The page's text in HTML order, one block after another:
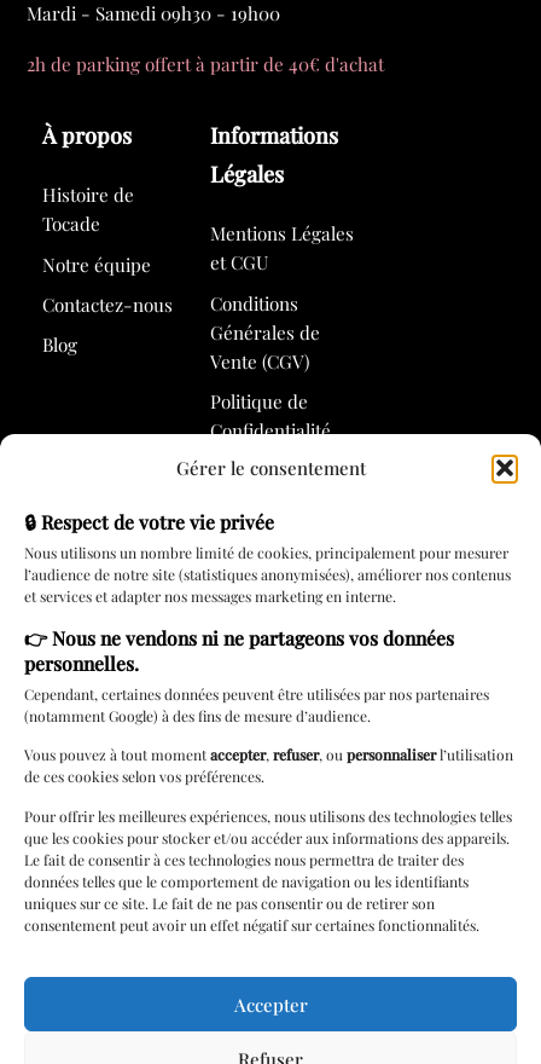
Gérer le consentement
🔒 Respect de votre vie privée
Nous utilisons un nombre limité de cookies, principalement pour mesurer
l’audience de notre site (statistiques anonymisées), améliorer nos contenus
et services et adapter nos messages marketing en interne.
👉Nous ne vendons ni ne partageons vos données
personnelles.
Cependant, certaines données peuvent être utilisées par nos partenaires
(notamment Google) à des fins de mesure d’audience.
Vous pouvez à tout momentaccepter,refuser, oupersonnaliserl’utilisation
de ces cookies selon vos préférences.
Pour offrir les meilleures expériences, nous utilisons des technologies telles
que les cookies pour stocker et/ou accéder aux informations des appareils.
Le fait de consentir à ces technologies nous permettra de traiter des
données telles que le comportement de navigation ou les identifiants
uniques sur ce site. Le fait de ne pas consentir ou de retirer son
consentement peut avoir un effet négatif sur certaines fonctionnalités.
Accepter
Refuser
Mardi - Samedi 09h30 - 19h00
2h de parking offert à partir de 40€ d'achat
À propos
Histoire de
Tocade
Notre équipe
Contactez-nous
Blog
Informations
Légales
Mentions Légales
et CGU
Conditions
Générales de
Vente (CGV)
Politique de
Confidentialité
Politique de
Services
Rendez-vous
Carte cadeau
Lingerie à
domicile
Cérémonie
Paiements 3/4 fois
Programme de
Retouches